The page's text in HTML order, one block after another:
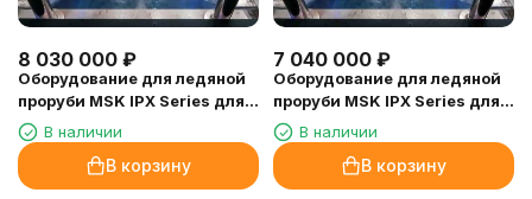
8 030 000 ₽
Оборудование для ледяной
проруби MSK IPX Series для
объема 5 куб.м
В наличии
В корзину
7 040 000 ₽
Оборудование для ледяной
проруби MSK IPX Series для
объема 3 куб.м
В наличии
В корзину